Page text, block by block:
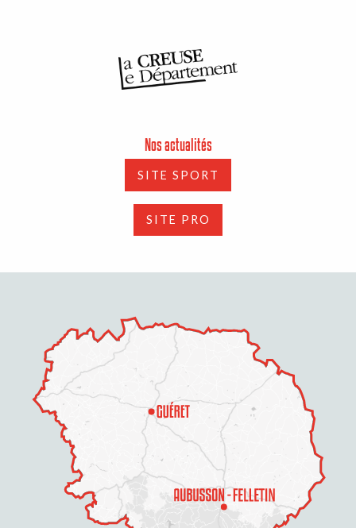
Description
Nos actualités
SITE SPORT
SITE PRO